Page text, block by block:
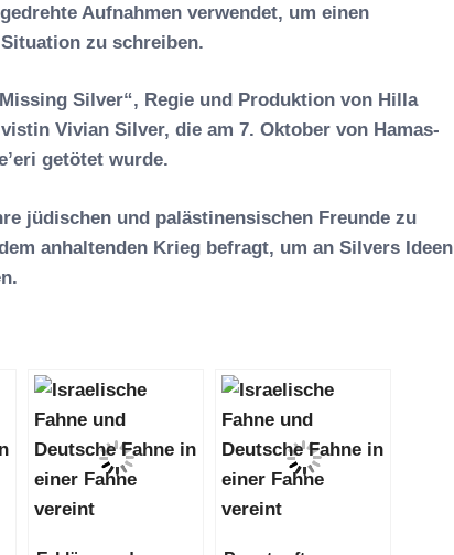
Aufnahmen verwendet, um einen
zu schreiben.
Silver“, Regie und Produktion von Hilla
Vivian Silver, die am 7. Oktober von Hamas-
getötet wurde.
jüdischen und palästinensischen Freunde zu
anhaltenden Krieg befragt, um an Silvers Ideen